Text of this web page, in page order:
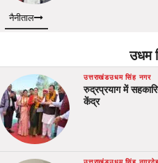
नैनीताल
उधम
उत्तराखंडउधम सिंह नगर
रुद्रप्रयाग में
केंद्र